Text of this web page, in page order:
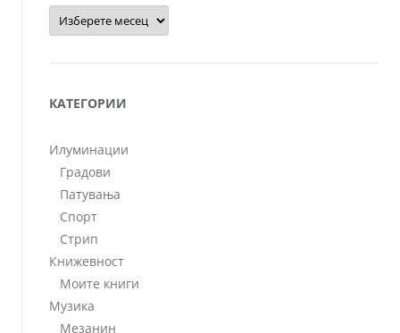
Архиви
КАТЕГОРИИ
Илуминации
Градови
Патувања
Спорт
Стрип
Книжевност
Моите книги
Музика
Мезанин